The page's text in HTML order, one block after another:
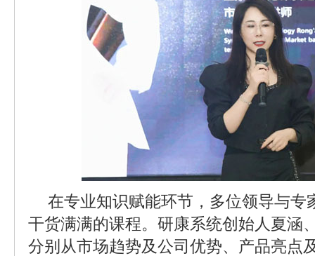
在专业知识赋能环节，多位领导与专
干货满满的课程。研康系统创始人夏涵
分别从市场趋势及公司优势、产品亮点